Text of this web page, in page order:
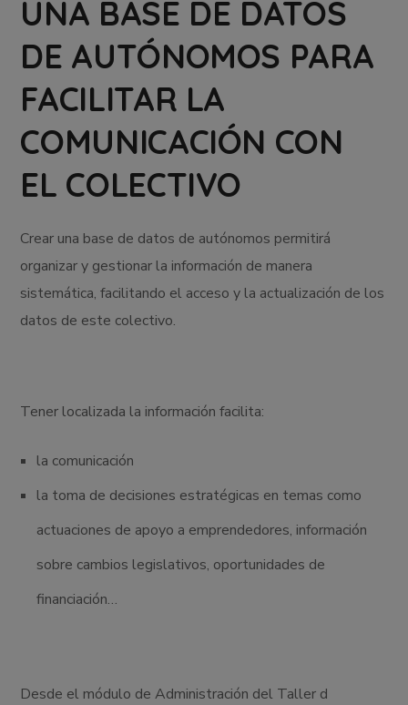
UNA BASE DE DATOS
DE AUTÓNOMOS PARA
FACILITAR LA
COMUNICACIÓN CON
EL COLECTIVO
Crear una base de datos de autónomos permitirá
organizar y gestionar la información de manera
sistemática, facilitando el acceso y la actualización de los
datos de este colectivo.
Tener localizada la información facilita:
la comunicación
la toma de decisiones estratégicas en temas como
actuaciones de apoyo a emprendedores, información
sobre cambios legislativos, oportunidades de
financiación…
Desde el módulo de Administración del Taller d